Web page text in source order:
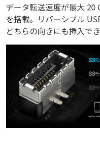
データ転送速度が最大 20
を搭載。リバーシブル
どちらの向きにも挿入でき